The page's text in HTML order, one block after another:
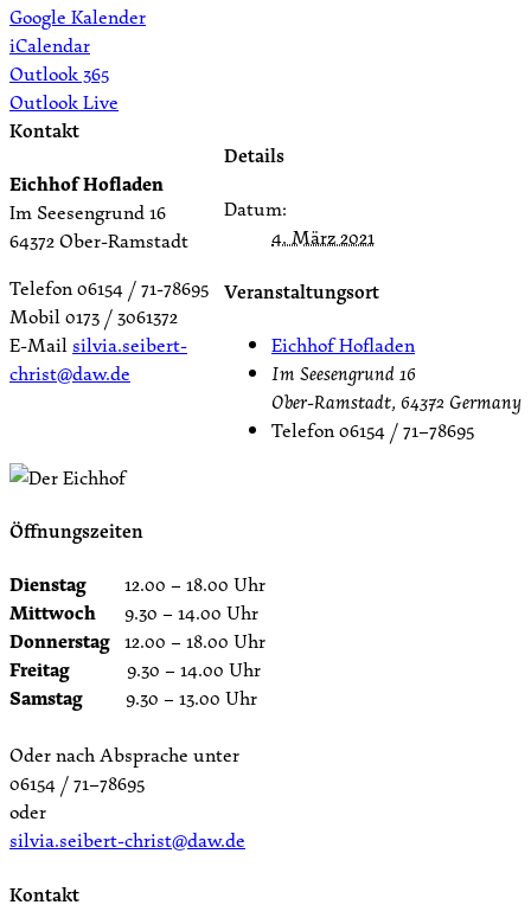
Google Kalender
iCalendar
Outlook 365
Outlook Live
Details
Datum:
4. März 2021
Veranstaltungsort
Eichhof Hofladen
Im Seesengrund 16
Ober-Ramstadt, 64372 Germany
Telefon06154 / 71–78695
Kontakt
Eichhof Hofladen
Im Seesengrund 16
64372 Ober-Ramstadt
Telefon 06154 / 71-78695
Mobil 0173 / 3061372
E-Mailsilvia.seibert-
christ@daw.de
Öffnungszeiten
Dienstag 12.00 – 18.00 Uhr
Mittwoch 9.30 – 14.00 Uhr
Donnerstag 12.00 – 18.00 Uhr
Freitag 9.30 – 14.00 Uhr
Samstag 9.30 – 13.00 Uhr
Oder nach Absprache unter
06154 / 71–78695
oder
silvia.seibert-christ@daw.de
Kontakt